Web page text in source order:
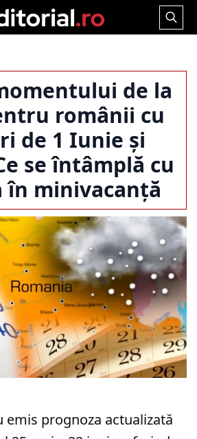
Search
de la
românii cu
de 1 Iunie și
se întâmplă cu
în minivacanță
emis prognoza actualizată